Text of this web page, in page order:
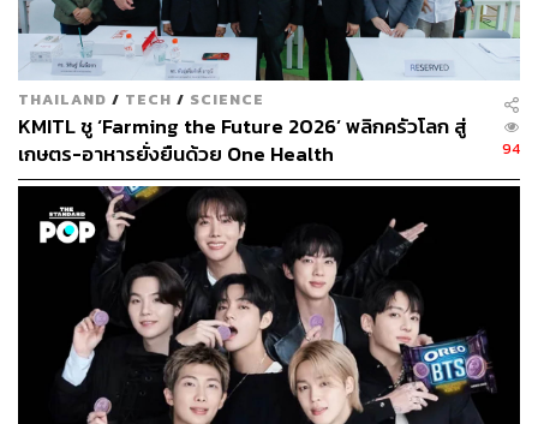
ซอสพริก จาก คี้เอ็งพานิช
ของขวัญปีใหม่แบบเผ็ดๆ ซอสพริกจาก คี้เอ็งพานิช ซอสพริก
โฮมเมดที่รสชาติจัดจ้านไม่เหมือนซอสพริกทั่วไป จะจิ้มกินกับ
อะไรก็ช่วยชูรสชาติได้ดี มาในแพ็กเกจขวดแก้วและฉลาก
ภาพวาดน่ารัก ให้ใครไปต้องได้ใช้อย่างแน่นอน ซอสพริก
ของทางร้านมีทั้งแบบออริจินัลที่เผ็ดกำลังดี และแบบหัวร้อนที่
THAILAND / TECH / SCIENCE
KMITL ชู ‘Farming the Future 2026’ พลิกครัวโลก สู่
เกษตร-อาหารยั่งยืนด้วย One Health
94